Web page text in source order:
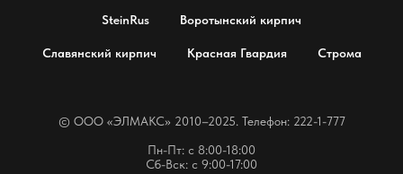
SteinRus Воротынский кирпич
Славянский кирпич Красная Гвардия Строма
© OOO «ЭЛМАКС» 2010–2025. Телефон: 222-1-777
Пн-Пт: с 8:00-18:00
Сб-Вск: с 9:00-17:00